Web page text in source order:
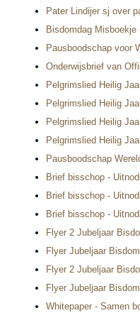
Pater Lindijer sj over
Bisdomdag Misboekje
Pausboodschap voor
Onderwijsbrief van
Pelgrimslied Heilig
Pelgrimslied Heilig
Pelgrimslied Heilig
Pelgrimslied Heilig
Pausboodschap
Brief bisschop -
Brief bisschop -
Brief bisschop -
Flyer 2 Jubeljaar
Flyer Jubeljaar
Flyer 2 Jubeljaar
Flyer Jubeljaar
Whitepaper - Samen